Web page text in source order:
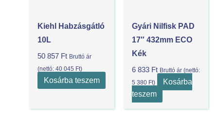
Kiehl Habzásgátló
10L
50 857 Ft Bruttó ár
(nettó:40 045 Ft)
Kosárba teszem
Gyári Nilfisk PAD
17″ 432mm ECO
Kék
6 833 Ft Bruttó ár (nettó:
5 380 Ft)
Kosárba
teszem